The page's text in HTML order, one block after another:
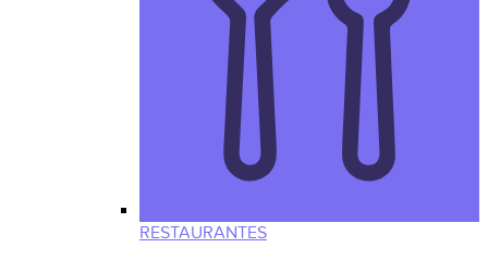
RESTAURANTES